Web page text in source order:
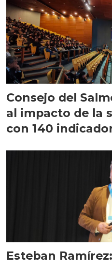
Consejo del
al impacto de la
con 140
Esteban